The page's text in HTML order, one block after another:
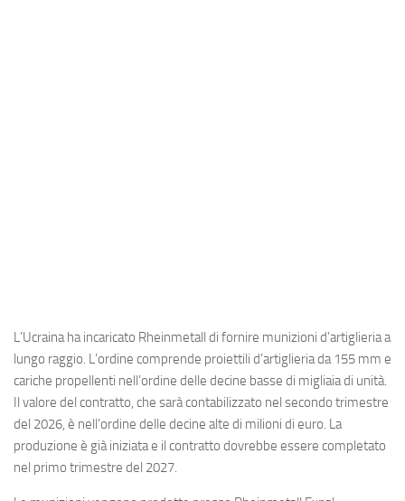
Incidenti
Industria
Eventi
L’Ucraina ha incaricato Rheinmetall di fornire munizioni d’artiglieria a
lungo raggio. L’ordine comprende proiettili d’artiglieria da 155 mm e
cariche propellenti nell’ordine delle decine basse di migliaia di unità.
Il valore del contratto, che sarà contabilizzato nel secondo trimestre
del 2026, è nell’ordine delle decine alte di milioni di euro. La
produzione è già iniziata e il contratto dovrebbe essere completato
nel primo trimestre del 2027.